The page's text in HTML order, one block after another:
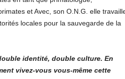
et Avec, son O.N.G. elle
locales pour la sauvegarde de la
identité, double culture. En
vivez-vous vous-même cette